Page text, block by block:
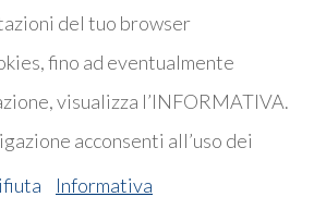
del tuo browser
fino ad eventualmente
visualizza l’INFORMATIVA.
acconsenti all’uso dei
Informativa